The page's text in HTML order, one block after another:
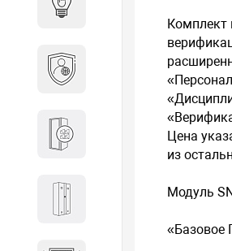
Информационная
безопасность
Комплект
Цена
из
Модуль
«Базовое